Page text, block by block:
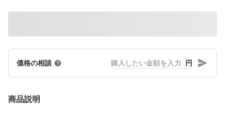
価格の相談 円
商品説明